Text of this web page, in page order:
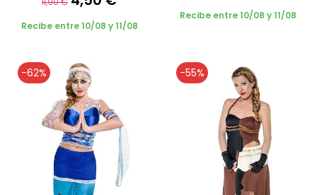
Recibe entre 10/08 y 11/08
Recibe entre 10/08 y 11/08
-62% -55%